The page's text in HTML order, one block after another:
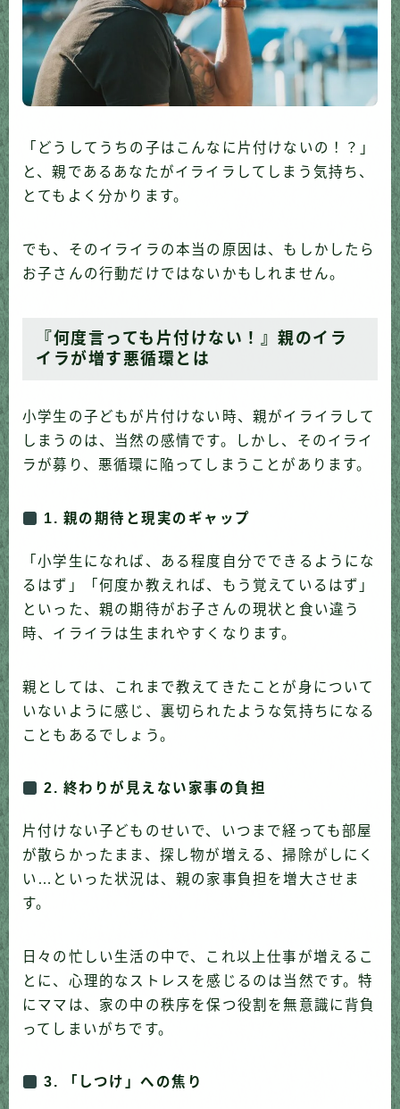
「どうしてうちの子はこんなに片付けないの！？」
と、親であるあなたがイライラしてしまう気持ち、
とてもよく分かります。
でも、そのイライラの本当の原因は、もしかしたら
お子さんの行動だけではないかもしれません。
『何度言っても片付けない！』親のイラ
イラが増す悪循環とは
小学生の子どもが片付けない時、親がイライラして
しまうのは、当然の感情です。しかし、そのイライ
ラが募り、悪循環に陥ってしまうことがあります。
1. 親の期待と現実のギャップ
「小学生になれば、ある程度自分でできるようにな
るはず」「何度か教えれば、もう覚えているはず」
といった、親の期待がお子さんの現状と食い違う
時、イライラは生まれやすくなります。
親としては、これまで教えてきたことが身について
いないように感じ、裏切られたような気持ちになる
こともあるでしょう。
2. 終わりが見えない家事の負担
片付けない子どものせいで、いつまで経っても部屋
が散らかったまま、探し物が増える、掃除がしにく
い…といった状況は、親の家事負担を増大させま
す。
日々の忙しい生活の中で、これ以上仕事が増えるこ
とに、心理的なストレスを感じるのは当然です。特
にママは、家の中の秩序を保つ役割を無意識に背負
ってしまいがちです。
3. 「しつけ」への焦り